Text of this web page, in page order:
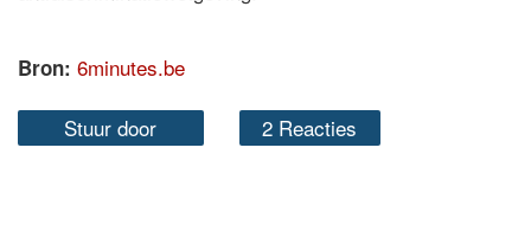
Bron: 6minutes.be
Stuur door 2 Reacties